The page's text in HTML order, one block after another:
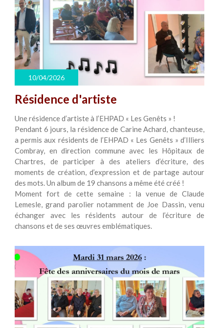
10/04/2026
Résidence d'artiste
Une résidence d’artiste à l’EHPAD « Les Genêts » !
Pendant 6 jours, la résidence de Carine Achard, chanteuse,
a permis aux résidents de l’EHPAD « Les Genêts » d’Illiers
Combray, en direction commune avec les Hôpitaux de
Chartres, de participer à des ateliers d’écriture, des
moments de création, d’expression et de partage autour
des mots. Un album de 19 chansons a même été créé !
Moment fort de cette semaine : la venue de Claude
Lemesle, grand parolier notamment de Joe Dassin, venu
échanger avec les résidents autour de l’écriture de
chansons et de ses œuvres emblématiques.